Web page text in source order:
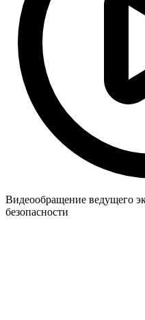
Видеообращение ведущего
безопасности